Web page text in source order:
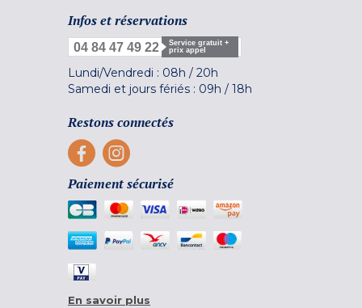
Infos et réservations
04 84 47 49 22
Service gratuit +
prix appel
Lundi/Vendredi : 08h / 20h
Samedi et jours fériés : 09h / 18h
Restons connectés
Paiement sécurisé
En savoir plus